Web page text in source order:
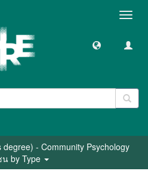
- Community Psychology
by Type